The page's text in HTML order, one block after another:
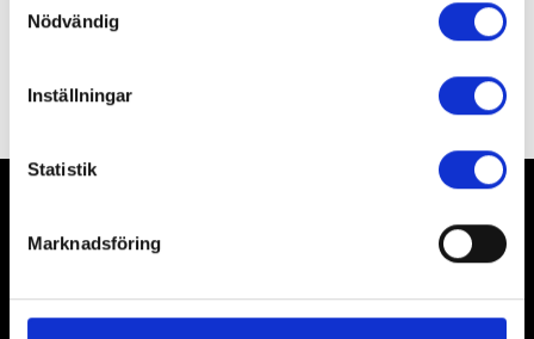
Du kan när som helst ändra ditt val. För att återkalla eller
ändra ditt samtycke klickar du på den runda symbolen
Nödvändig
Inställningar
Statistik
Marknadsföring
Visa alla